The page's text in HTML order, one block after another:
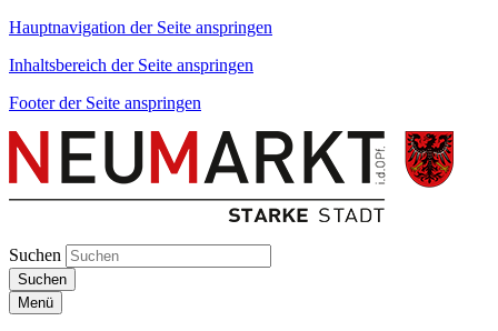
Hauptnavigation der Seite anspringen
Inhaltsbereich der Seite anspringen
Footer der Seite anspringen
Suchen
Suchen
Menü